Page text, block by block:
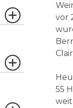
vor
55